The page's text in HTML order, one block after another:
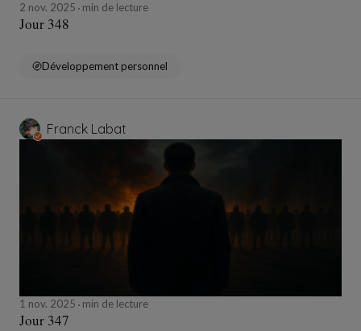
2 nov. 2025 min de lecture
Jour 348
Développement personnel
Franck Labat
1 nov. 2025 min de lecture
Jour 347